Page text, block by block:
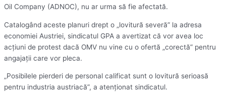
Oil Company (ADNOC), nu ar urma să fie afectată.
Catalogând aceste planuri drept o „lovitură severă” la adresa
economiei Austriei, sindicatul GPA a avertizat că vor avea loc
acţiuni de protest dacă OMV nu vine cu o ofertă „corectă” pentru
angajaţii care vor pleca.
„Posibilele pierderi de personal calificat sunt o lovitură serioasă
pentru industria austriacă”, a atenţionat sindicatul.